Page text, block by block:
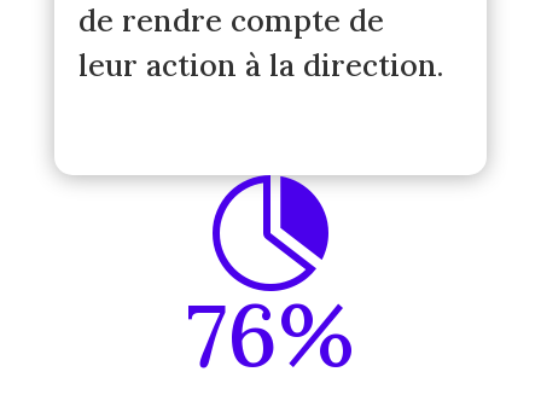
de rendre compte de
leur action à la direction.

76%